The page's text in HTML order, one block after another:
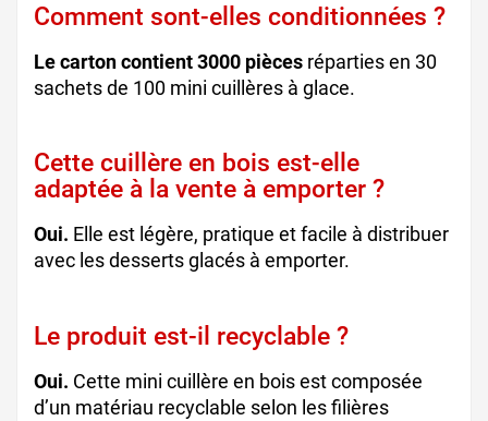
Comment sont-elles conditionnées ?
Le carton contient 3000 pièces réparties en 30
sachets de 100 mini cuillères à glace.
Cette cuillère en bois est-elle
adaptée à la vente à emporter ?
Oui. Elle est légère, pratique et facile à distribuer
avec les desserts glacés à emporter.
Le produit est-il recyclable ?
Oui. Cette mini cuillère en bois est composée
d’un matériau recyclable selon les filières